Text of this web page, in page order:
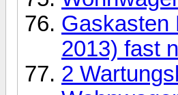
Gaskasten
2013) fast
2